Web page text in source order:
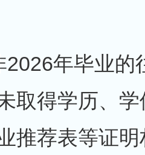
年毕业的
取得学历、
推荐表等证